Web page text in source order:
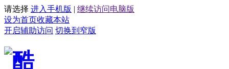
请选择 进入手机版 | 继续访问电脑版
设为首页收藏本站
开启辅助访问 切换到窄版